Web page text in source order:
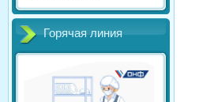
Горячая линия